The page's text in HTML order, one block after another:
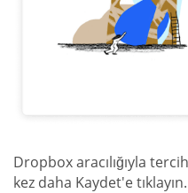
Dropbox aracılığıyla
kez daha Kaydet'e